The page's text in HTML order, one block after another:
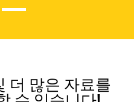
더 많은 자료를